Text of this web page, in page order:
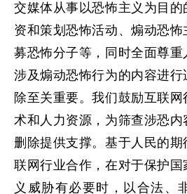
交媒体从事以恐怖主义为目
资和策划恐怖活动、煽动恐
募恐怖分子等，同时全面尊
涉及煽动恐怖行为的内容进行
除至关重要。我们鼓励互联
术和人力资源，为筛查涉恐
删除提供支撑。基于人民的
联网行业合作，在对于保护
义威胁有必要时，以合法、